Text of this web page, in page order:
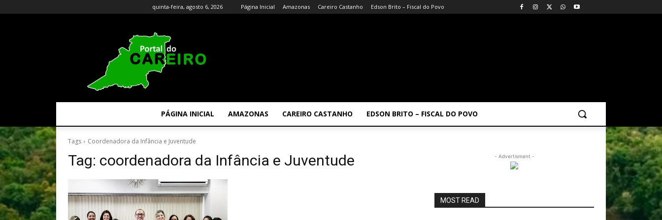
quinta-feira, agosto 6, 2026 Página Inicial Amazonas Careiro Castanho Edson Brito – Fiscal do Povo
PÁGINA INICIAL AMAZONAS CAREIRO CASTANHO EDSON BRITO – FISCAL DO POVO
Tags Coordenadora da Infância e Juventude
Tag: coordenadora da Infância e Juventude - Advertisment -
MOST READ